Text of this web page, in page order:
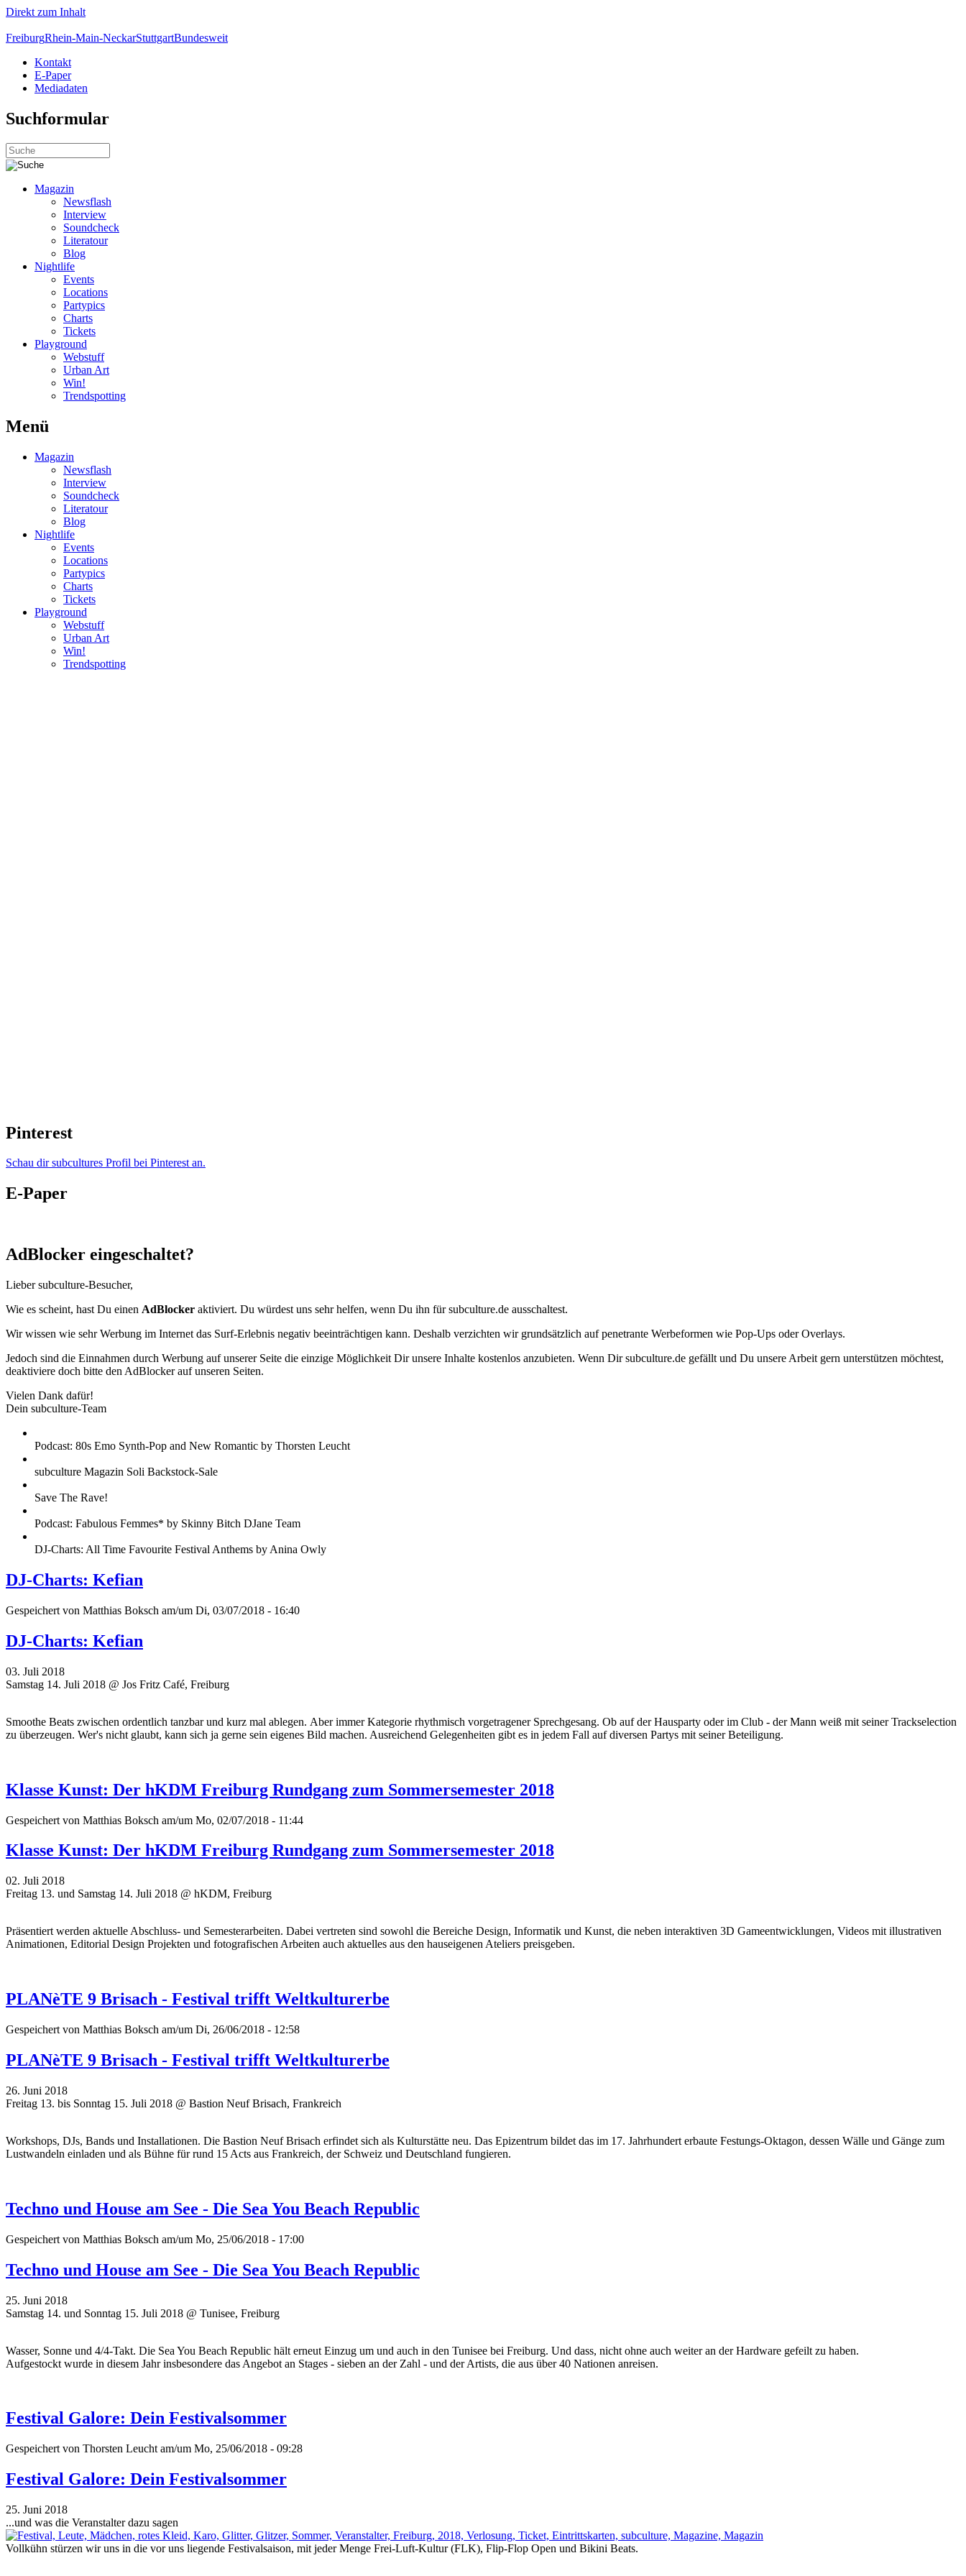
Direkt zum Inhalt
FreiburgRhein-Main-NeckarStuttgartBundesweit
Kontakt
E-Paper
Mediadaten
Suchformular
Magazin
Newsflash
Interview
Soundcheck
Literatour
Blog
Nightlife
Events
Locations
Partypics
Charts
Tickets
Playground
Webstuff
Urban Art
Win!
Trendspotting
Menü
Magazin
Newsflash
Interview
Soundcheck
Literatour
Blog
Nightlife
Events
Locations
Partypics
Charts
Tickets
Playground
Webstuff
Urban Art
Win!
Trendspotting
Pinterest
Schau dir subcultures Profil bei Pinterest an.
E-Paper
AdBlocker eingeschaltet?
Lieber subculture-Besucher,
Wie es scheint, hast Du einen AdBlocker aktiviert. Du würdest uns sehr helfen, wenn Du ihn für subculture.de ausschaltest.
Wir wissen wie sehr Werbung im Internet das Surf-Erlebnis negativ beeinträchtigen kann. Deshalb verzichten wir grundsätzlich auf penetrante Werbeformen wie Pop-Ups oder Overlays.
Jedoch sind die Einnahmen durch Werbung auf unserer Seite die einzige Möglichkeit Dir unsere Inhalte kostenlos anzubieten. Wenn Dir subculture.de gefällt und Du unsere Arbeit gern unterstützen möchtest,
deaktiviere doch bitte den AdBlocker auf unseren Seiten.
Vielen Dank dafür!
Dein subculture-Team
Podcast: 80s Emo Synth-Pop and New Romantic by Thorsten Leucht
subculture Magazin Soli Backstock-Sale
Save The Rave!
Podcast: Fabulous Femmes* by Skinny Bitch DJane Team
DJ-Charts: All Time Favourite Festival Anthems by Anina Owly
DJ-Charts: Kefian
Gespeichert von Matthias Boksch am/um Di, 03/07/2018 - 16:40
DJ-Charts: Kefian
03. Juli 2018
Samstag 14. Juli 2018 @ Jos Fritz Café, Freiburg
Smoothe Beats zwischen ordentlich tanzbar und kurz mal ablegen. Aber immer Kategorie rhythmisch vorgetragener Sprechgesang. Ob auf der Hausparty oder im Club - der Mann weiß mit seiner Trackselection
zu überzeugen. Wer's nicht glaubt, kann sich ja gerne sein eigenes Bild machen. Ausreichend Gelegenheiten gibt es in jedem Fall auf diversen Partys mit seiner Beteiligung.
Klasse Kunst: Der hKDM Freiburg Rundgang zum Sommersemester 2018
Gespeichert von Matthias Boksch am/um Mo, 02/07/2018 - 11:44
Klasse Kunst: Der hKDM Freiburg Rundgang zum Sommersemester 2018
02. Juli 2018
Freitag 13. und Samstag 14. Juli 2018 @ hKDM, Freiburg
Präsentiert werden aktuelle Abschluss- und Semesterarbeiten. Dabei vertreten sind sowohl die Bereiche Design, Informatik und Kunst, die neben interaktiven 3D Gameentwicklungen, Videos mit illustrativen
Animationen, Editorial Design Projekten und fotografischen Arbeiten auch aktuelles aus den hauseigenen Ateliers preisgeben.
PLANèTE 9 Brisach - Festival trifft Weltkulturerbe
Gespeichert von Matthias Boksch am/um Di, 26/06/2018 - 12:58
PLANèTE 9 Brisach - Festival trifft Weltkulturerbe
26. Juni 2018
Freitag 13. bis Sonntag 15. Juli 2018 @ Bastion Neuf Brisach, Frankreich
Workshops, DJs, Bands und Installationen. Die Bastion Neuf Brisach erfindet sich als Kulturstätte neu. Das Epizentrum bildet das im 17. Jahrhundert erbaute Festungs-Oktagon, dessen Wälle und Gänge zum
Lustwandeln einladen und als Bühne für rund 15 Acts aus Frankreich, der Schweiz und Deutschland fungieren.
Techno und House am See - Die Sea You Beach Republic
Gespeichert von Matthias Boksch am/um Mo, 25/06/2018 - 17:00
Techno und House am See - Die Sea You Beach Republic
25. Juni 2018
Samstag 14. und Sonntag 15. Juli 2018 @ Tunisee, Freiburg
Wasser, Sonne und 4/4-Takt. Die Sea You Beach Republic hält erneut Einzug um und auch in den Tunisee bei Freiburg. Und dass, nicht ohne auch weiter an der Hardware gefeilt zu haben.
Aufgestockt wurde in diesem Jahr insbesondere das Angebot an Stages - sieben an der Zahl - und der Artists, die aus über 40 Nationen anreisen.
Festival Galore: Dein Festivalsommer
Gespeichert von Thorsten Leucht am/um Mo, 25/06/2018 - 09:28
Festival Galore: Dein Festivalsommer
25. Juni 2018
...und was die Veranstalter dazu sagen
Vollkühn stürzen wir uns in die vor uns liegende Festivalsaison, mit jeder Menge Frei-Luft-Kultur (FLK), Flip-Flop Open und Bikini Beats.